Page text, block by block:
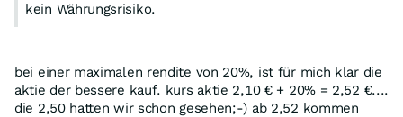
kein Währungsrisiko.
bei einer maximalen rendite von 20%, ist für mich klar die
aktie der bessere kauf. kurs aktie 2,10 € + 20% = 2,52 €....
die 2,50 hatten wir schon gesehen;-) ab 2,52 kommen